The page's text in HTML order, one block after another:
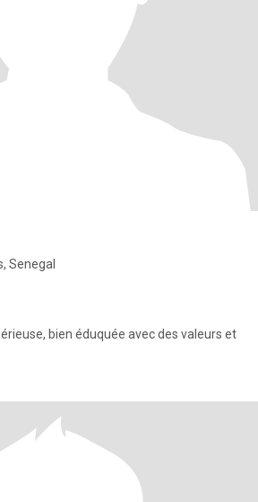
Senegal
bien éduquée avec des valeurs et